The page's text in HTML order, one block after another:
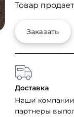
Товар
Заказать
Доставка
Наши
партнеры